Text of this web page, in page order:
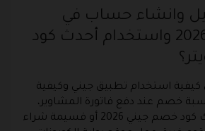
وانشاء حساب في
تطبيق جيني 2026 واستخدام أحدث كود
استخدام تطبيق جيني وكيفية
خصم عند دفع فاتورة المشاوير،
وذلك عبر إدخال لذلك كود خصم جيني 2026 أو قسيمة شراء